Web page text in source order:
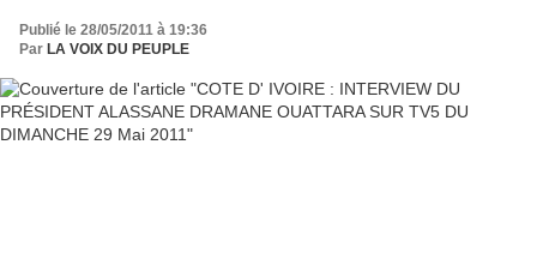
Publié le 28/05/2011 à 19:36
Par LA VOIX DU PEUPLE